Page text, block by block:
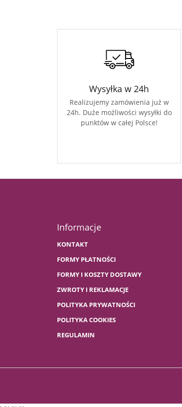
Wysyłka w 24h
Realizujemy zamówienia już w
24h. Duże możliwości wysyłki do
punktów w całej Polsce!
Informacje
KONTAKT
FORMY PŁATNOŚCI
FORMY I KOSZTY DOSTAWY
ZWROTY I REKLAMACJE
POLITYKA PRYWATNOŚCI
POLITYKA COOKIES
REGULAMIN